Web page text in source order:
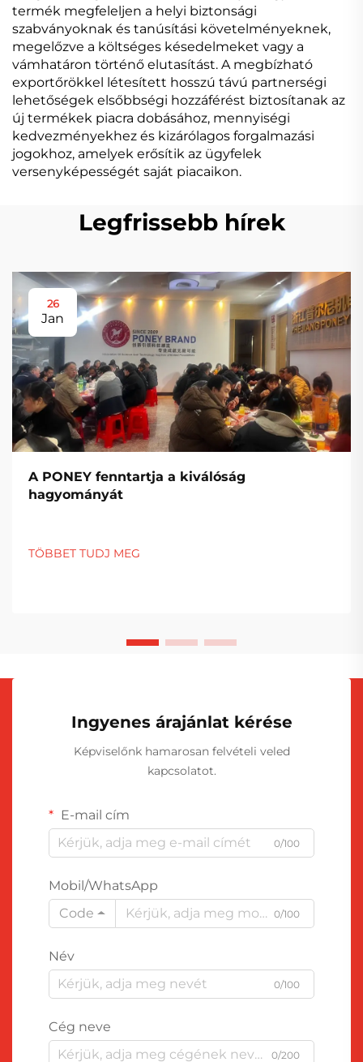
termék megfeleljen a helyi biztonsági
szabványoknak és tanúsítási követelményeknek,
megelőzve a költséges késedelmeket vagy a
vámhatáron történő elutasítást. A megbízható
exportőrökkel létesített hosszú távú partnerségi
lehetőségek elsőbbségi hozzáférést biztosítanak az
új termékek piacra dobásához, mennyiségi
kedvezményekhez és kizárólagos forgalmazási
jogokhoz, amelyek erősítik az ügyfelek
versenyképességét saját piacaikon.
Legfrissebb hírek
26
Jan
A PONEY fenntartja a kiválóság
hagyományát
TÖBBET TUDJ MEG
Ingyenes árajánlat kérése
Képviselőnk hamarosan felvételi veled
kapcsolatot.
E-mail cím
0/100
Mobil/WhatsApp
Code
0/100
Név
0/100
Cég neve
0/200